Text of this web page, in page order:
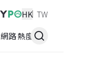
HK TW
網路熱度